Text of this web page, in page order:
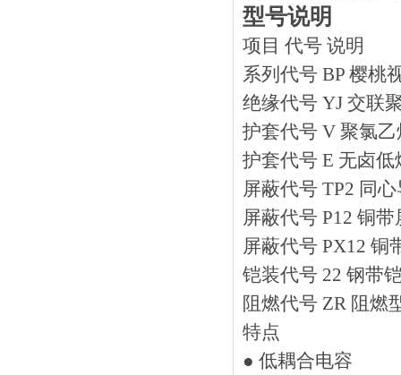
型号说明
项目 代号 说明
系列代号 BP 樱桃
绝缘代号 YJ 交联
护套代号 V 聚氯
护套代号 E 无卤
屏蔽代号 TP2 同
屏蔽代号 P12 铜
屏蔽代号 PX12 铜
铠装代号 22 钢带
阻燃代号 ZR 阻燃
特点
● 低耦合电容